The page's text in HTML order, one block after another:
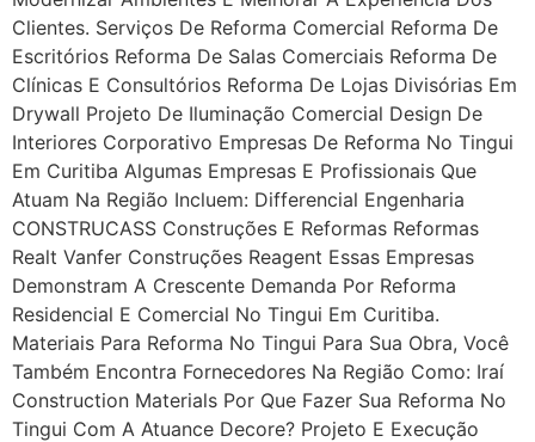
Clientes. Serviços De Reforma Comercial Reforma De
Escritórios Reforma De Salas Comerciais Reforma De
Clínicas E Consultórios Reforma De Lojas Divisórias Em
Drywall Projeto De Iluminação Comercial Design De
Interiores Corporativo Empresas De Reforma No Tingui
Em Curitiba Algumas Empresas E Profissionais Que
Atuam Na Região Incluem: Differencial Engenharia
CONSTRUCASS Construções E Reformas Reformas
Realt Vanfer Construções Reagent Essas Empresas
Demonstram A Crescente Demanda Por Reforma
Residencial E Comercial No Tingui Em Curitiba.
Materiais Para Reforma No Tingui Para Sua Obra, Você
Também Encontra Fornecedores Na Região Como: Iraí
Construction Materials Por Que Fazer Sua Reforma No
Tingui Com A Atuance Decore? Projeto E Execução